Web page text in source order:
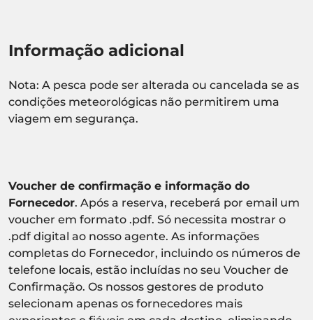
Informação adicional
Nota: A pesca pode ser alterada ou cancelada se as
condições meteorológicas não permitirem uma
viagem em segurança.
Voucher de confirmação e informação do
Fornecedor. Após a reserva, receberá por email um
voucher em formato .pdf. Só necessita mostrar o
.pdf digital ao nosso agente. As informações
completas do Fornecedor, incluindo os números de
telefone locais, estão incluídas no seu Voucher de
Confirmação. Os nossos gestores de produto
selecionam apenas os fornecedores mais